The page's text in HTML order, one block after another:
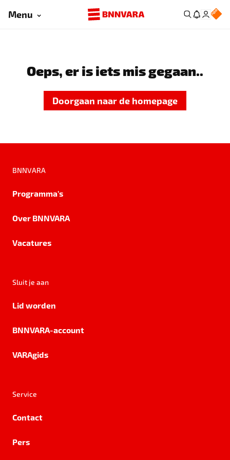
Menu
Oeps, er is iets mis gegaan..
Doorgaan naar de homepage
BNNVARA
Programma's
Over BNNVARA
Vacatures
Sluit je aan
Lid worden
BNNVARA-account
VARAgids
Service
Contact
Pers